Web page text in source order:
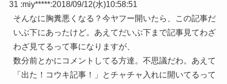
31 :miy*****:2018/09/12(水)10:58:51
そんなに胸糞悪くなる？今ヤフー開いたら、この記事だ
いぶ下にあったけど。あえてだいぶ下まで記事見てわざ
わざ見てるって事になりますが、
数分前とかにコメントしてる方達。不思議だわ。あえて
「出た！コウキ記事！」とチャチャ入れに開いてるって